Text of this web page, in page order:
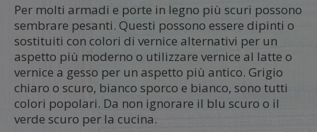
Per molti armadi e porte in legno più scuri possono
sembrare pesanti. Questi possono essere dipinti o
sostituiti con colori di vernice alternativi per un
aspetto più moderno o utilizzare vernice al latte o
vernice a gesso per un aspetto più antico. Grigio
chiaro o scuro, bianco sporco e bianco, sono tutti
colori popolari. Da non ignorare il blu scuro o il
verde scuro per la cucina.